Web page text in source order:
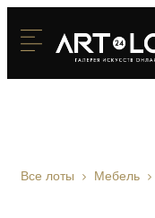
Все лоты Мебель